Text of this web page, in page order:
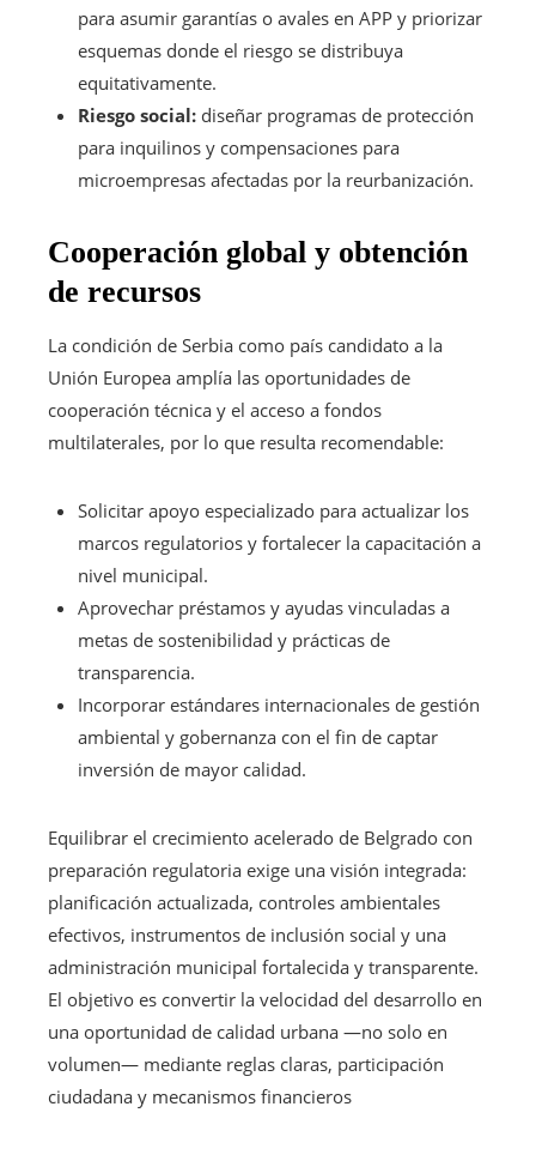
para asumir garantías o avales en APP y priorizar
esquemas donde el riesgo se distribuya
equitativamente.
Riesgo social: diseñar programas de protección
para inquilinos y compensaciones para
microempresas afectadas por la reurbanización.
Cooperación global y obtención
de recursos
La condición de Serbia como país candidato a la
Unión Europea amplía las oportunidades de
cooperación técnica y el acceso a fondos
multilaterales, por lo que resulta recomendable:
Solicitar apoyo especializado para actualizar los
marcos regulatorios y fortalecer la capacitación a
nivel municipal.
Aprovechar préstamos y ayudas vinculadas a
metas de sostenibilidad y prácticas de
transparencia.
Incorporar estándares internacionales de gestión
ambiental y gobernanza con el fin de captar
inversión de mayor calidad.
Equilibrar el crecimiento acelerado de Belgrado con
preparación regulatoria exige una visión integrada:
planificación actualizada, controles ambientales
efectivos, instrumentos de inclusión social y una
administración municipal fortalecida y transparente.
El objetivo es convertir la velocidad del desarrollo en
una oportunidad de calidad urbana —no solo en
volumen— mediante reglas claras, participación
ciudadana y mecanismos financieros